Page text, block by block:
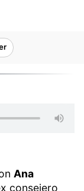
Ana
consejero